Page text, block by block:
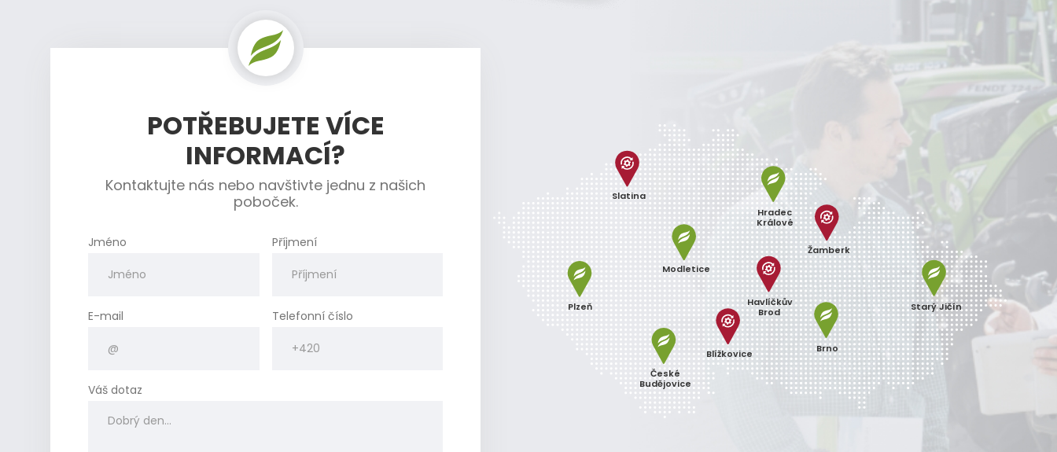
POTŘEBUJETE VÍCE
INFORMACÍ?
Kontaktujte nás nebo navštivte jednu z našich
poboček.
Jméno Příjmení
E-mail Telefonní číslo
Váš dotaz
Brno
Slatina
Blížkovice
Havlíčkův
Brod
Žamberk
Starý Jičín
Hradec
Králové
Modletice
České
Budějovice
Plzeň